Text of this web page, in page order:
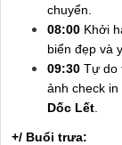
chuyển.
08:00 Khởi
biển đẹp và
09:30 Tự do
ảnh check
Dốc Lết
+/ Buổi trưa: